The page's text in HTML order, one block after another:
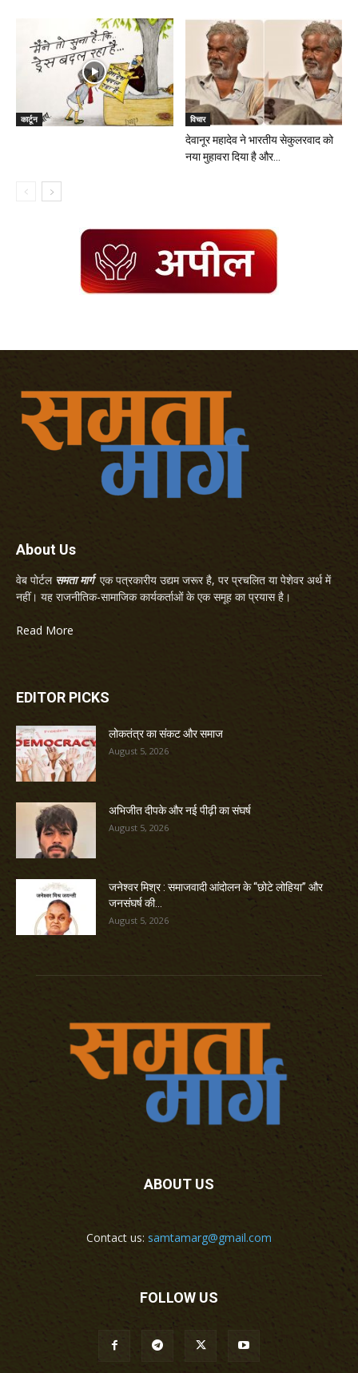
कार्टून विचार
देवानूर महादेव ने भारतीय सेकुलरवाद को
नया मुहावरा दिया है और...
About Us
वेब पोर्टल समता मार्गएक पत्रकारीय उद्यम जरूर है, पर प्रचलित या पेशेवर अर्थ में
नहीं। यह राजनीतिक-सामाजिक कार्यकर्ताओं के एक समूह का प्रयास है।
Read More
EDITOR PICKS
लोकतंत्र का संकट और समाज
August 5, 2026
अभिजीत दीपके और नई पीढ़ी का संघर्ष
August 5, 2026
जनेश्वर मिश्र : समाजवादी आंदोलन के “छोटे लोहिया” और
जनसंघर्ष की...
August 5, 2026
ABOUT US
Contact us: samtamarg@gmail.com
FOLLOW US